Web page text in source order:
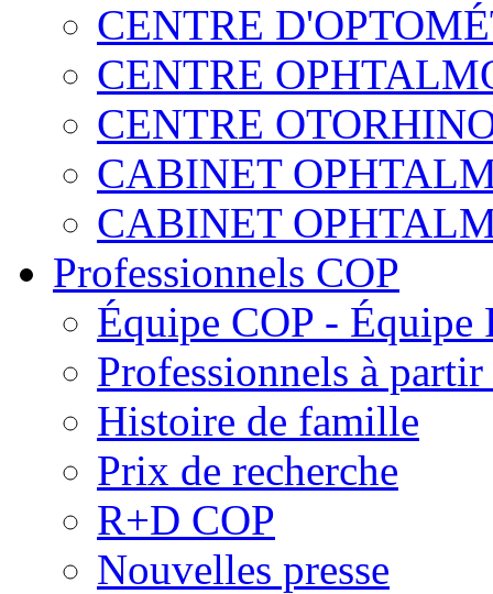
CENTRE
CENTRE
CENTRE
CABINET
CABINET
Professionnels COP
Équipe COP - Équipe
Professionnels à
Histoire de famille
Prix de recherche
R+D COP
Nouvelles presse